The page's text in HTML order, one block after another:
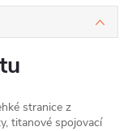
stranice z
titanové spojovací